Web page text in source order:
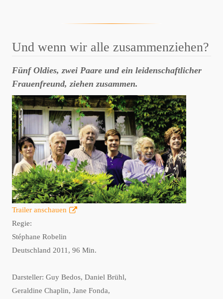
Und wenn wir alle zusammenziehen?
Fünf Oldies, zwei Paare und ein leidenschaftlicher
Frauenfreund, ziehen zusammen.
Trailer anschauen
Regie:
Stéphane Robelin
Deutschland 2011, 96 Min.
Darsteller: Guy Bedos, Daniel Brühl,
Geraldine Chaplin, Jane Fonda,